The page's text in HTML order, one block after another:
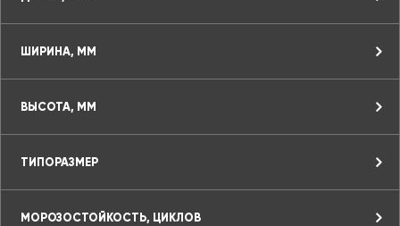
ШИРИНА, ММ
ВЫСОТА, ММ
ТИПОРАЗМЕР
МОРОЗОСТОЙКОСТЬ, ЦИКЛОВ